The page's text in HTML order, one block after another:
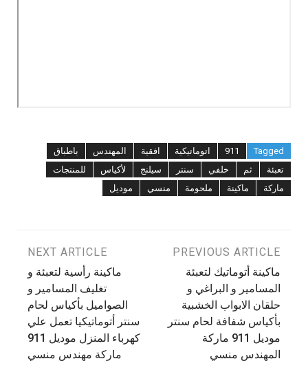
Tagged
911 اتوماتيكية افقية المهندس
باطباق
تعبئة
ثم خلفي سنتر سيلنج لأكياس
للمنتجات
ماركة
ماكينة ملحومة منسي موديل
تصفّح
المقالات
PREVIOUS ARTICLE
ماكينة أتوماتيك لتعبئة
المسامير و البراغي و
حلقان الابواب الخشبية
بأكياس شفافة لحام سنتر
موديل 911 ماركة
المهندس منسي
NEXT ARTICLE
ماكينة رأسية لتعبئة و
تغليف المسامير و
الصواميل بأكياس لحام
سنتر أتوماتيكيا تعمل علي
كهرباء المنزل موديل 911
ماركة مهندس منسي